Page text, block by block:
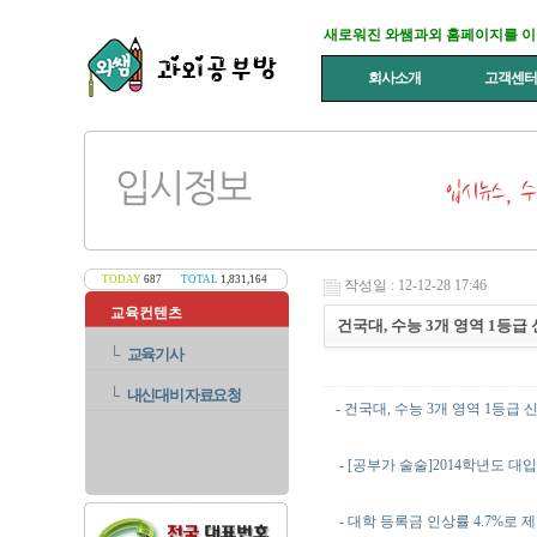
새로워진 와쌤과외 홈페이지를
회사소개 고객센
작성일 : 12-12-28 17:46
건국대, 수능 3개 영역 1등
- 건국대, 수능 3개 영역 1등급
- [공부가 술술]2014학년도 대
- 대학 등록금 인상률 4.7%로
TODAY 687 TOTAL 1,831,164
교육컨텐츠
└ 교육기사
└ 내신대비 자료요청